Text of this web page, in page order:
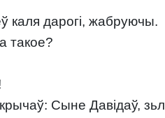
каля дарогі, жабруючы.
такое?
Сыне Давідаў,